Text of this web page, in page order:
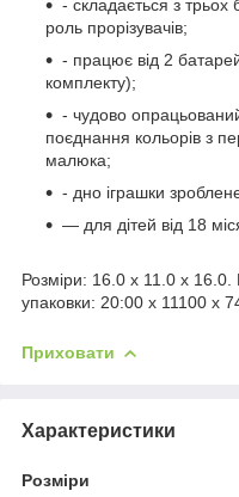
- складається з трьох
роль прорізувачів;
- працює від 2
комплекту);
- чудово
поєднання кольорів з
малюка;
- дно іграшки
— для дітей від 18
Розміри: 16.0 x 11.0 x 16.0.
упаковки: 20:00 x 11100 x
Приховати
Характеристики
Розміри